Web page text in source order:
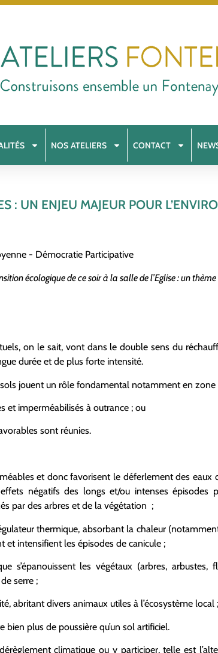
NOS ATELIERS CONTACT
: UN ENJEU MAJEUR POUR
- Démocratie Participative
écologique de ce soir à la salle de l’Eglise : un
on le sait, vont dans le double sens du
durée et de plus forte intensité.
sols jouent un rôle fondamental notamment en zone
et imperméabilisés à outrance ; ou
sont réunies.
et donc favorisent le déferlement des eaux
négatifs des longs et/ou intenses épisodes
par des arbres et de la végétation ;
thermique, absorbant la chaleur
intensifient les épisodes de canicule ;
s’épanouissent les végétaux (arbres, arbustes,
serre ;
abritant divers animaux utiles à l’écosystème local ;
bien plus de poussière qu’un sol artificiel.
climatique ou y participer, telle est